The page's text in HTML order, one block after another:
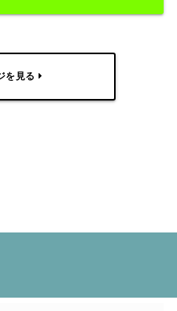
を見る